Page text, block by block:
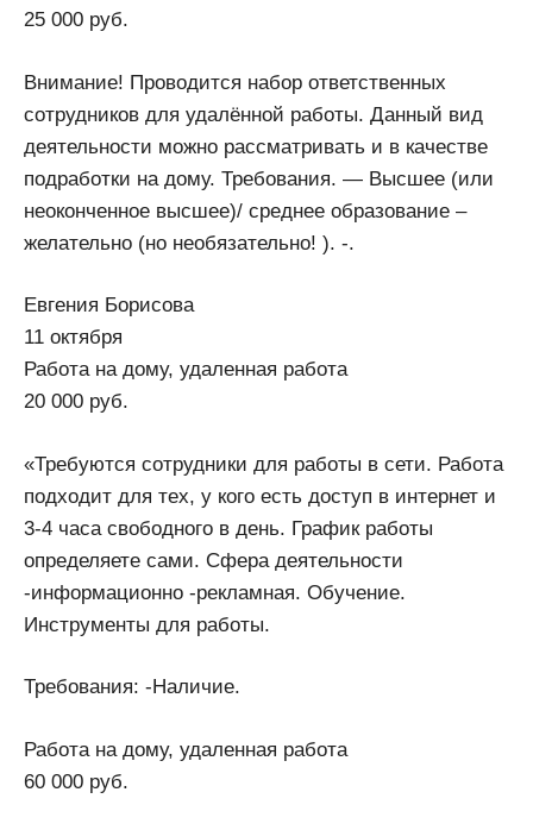
25 000 руб.
Внимание! Проводится набор ответственных
сотрудников для удалённой работы. Данный вид
деятельности можно рассматривать и в качестве
подработки на дому. Требования. — Высшее (или
неоконченное высшее)/ среднее образование –
желательно (но необязательно! ). -.
Евгения Борисова
11 октября
Работа на дому, удаленная работа
20 000 руб.
«Требуются сотрудники для работы в сети. Работа
подходит для тех, у кого есть доступ в интернет и
3-4 часа свободного в день. График работы
определяете сами. Сфера деятельности
-информационно -рекламная. Обучение.
Инструменты для работы.
Требования: -Наличие.
Работа на дому, удаленная работа
60 000 руб.